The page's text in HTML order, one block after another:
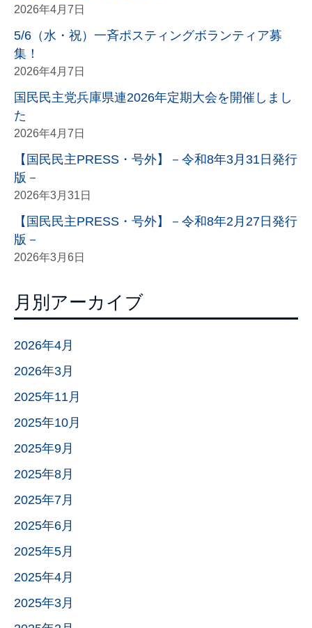
2026年4月7日
5/6（水・祝）一斉ポスティングボランティア募
集！
2026年4月7日
国民民主党兵庫県連2026年定期大会を開催しまし
た
2026年4月7日
【国民民主PRESS・号外】－令和8年3月31日発行
版－
2026年3月31日
【国民民主PRESS・号外】－令和8年2月27日発行
版－
2026年3月6日
月別アーカイブ
2026年4月
2026年3月
2025年11月
2025年10月
2025年9月
2025年8月
2025年7月
2025年6月
2025年5月
2025年4月
2025年3月